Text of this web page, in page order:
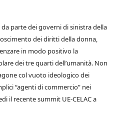
parte dei governi di sinistra della
dei diritti della donna,
in modo positivo la
dei tre quarti dell’umanità. Non
col vuoto ideologico dei
“agenti di commercio” nei
il recente summit UE-CELAC a